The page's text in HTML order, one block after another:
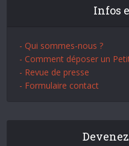
Infos
- Qui sommes-nous ?
- Comment déposer un
- Revue de presse
- Formulaire contact